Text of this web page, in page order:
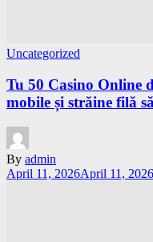
Uncategorized
Tu 50 Casino Online
mobile și străine filă
By admin
April 11, 2026April 11, 2026